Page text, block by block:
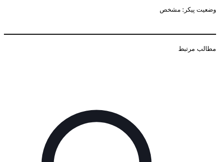
وضعیت پیکر: مشخص
مطالب مرتبط